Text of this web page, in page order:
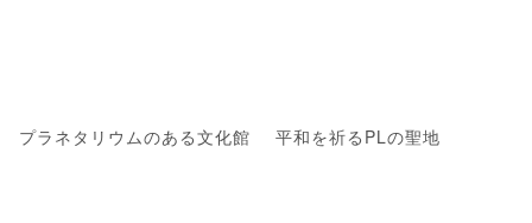
プラネタリウムのある文化館 平和を祈るPLの聖地